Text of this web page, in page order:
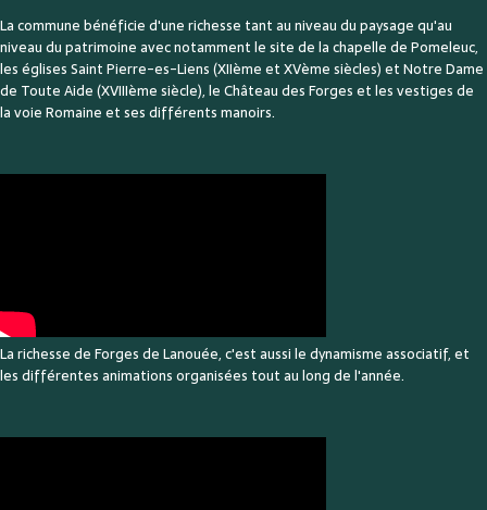
La commune bénéficie d'une richesse tant au niveau du paysage qu'au
niveau du patrimoine avec notamment le site de la chapelle de Pomeleuc,
les églises Saint Pierre-es-Liens (XIIème et XVème siècles) et Notre Dame
de Toute Aide (XVIIIème siècle), le Château des Forges et les vestiges de
la voie Romaine et ses différents manoirs.
La richesse de Forges de Lanouée, c'est aussi le dynamisme associatif, et
les différentes animations organisées tout au long de l'année.